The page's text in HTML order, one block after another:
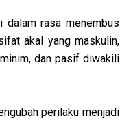
dalam rasa menembus
akal yang maskulin,
dan pasif diwakili
perilaku menjadi